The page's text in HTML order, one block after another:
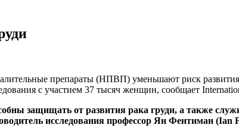
препараты (НПВП) уменьшают риск
с участием 37 тысяч женщин, сообщает
защищать от развития рака груди, а также
исследования профессор Ян Фентиман (Ian